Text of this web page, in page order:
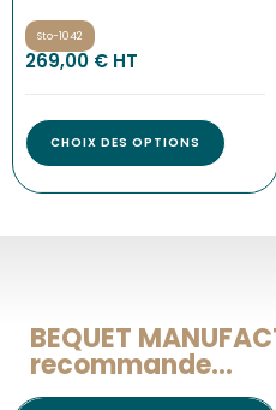
Sto-1042
269,00 € HT
CHOIX DES OPTIONS
BEQUET
recommande...